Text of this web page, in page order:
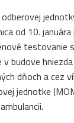
od 10.
testovanie
v budove
dňoch a cez
jednotke